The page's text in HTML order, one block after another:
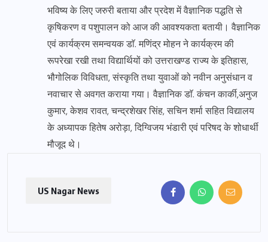
भविष्य के लिए जरुरी बताया और प्रदेश में वैज्ञानिक पद्धति से
कृषिकरण व पशुपालन को आज की आवश्यकता बतायी। वैज्ञानिक
एवं कार्यक्रम समन्वयक डाॅ. मणिंद्र मोहन ने कार्यक्रम की
रूपरेखा रखी तथा विद्यार्थियों को उत्तराखण्ड राज्य के इतिहास,
भौगोलिक विविधता, संस्कृति तथा युवाओं को नवीन अनुसंधान व
नवाचार से अवगत कराया गया। वैज्ञानिक डाॅ. कंचन कार्की,अनुज
कुमार, केशव रावत, चन्द्रशेखर सिंह, सचिन शर्मा सहित विद्यालय
के अध्यापक हितेष अरोड़ा, दिग्विजय भंडारी एवं परिषद के शोधार्थी
मौजूद थे।
US Nagar News